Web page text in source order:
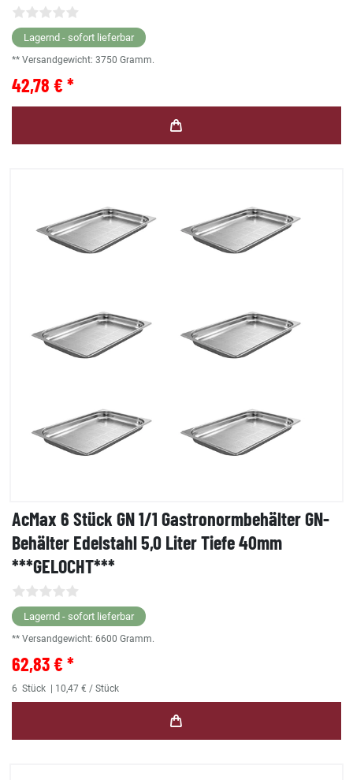
Lagernd - sofort lieferbar
** Versandgewicht: 3750 Gramm.
42,78 € *
AcMax 6 Stück GN 1/1 Gastronormbehälter GN-
Behälter Edelstahl 5,0 Liter Tiefe 40mm
***GELOCHT***
Lagernd - sofort lieferbar
** Versandgewicht: 6600 Gramm.
62,83 € *
6 Stück | 10,47 € / Stück